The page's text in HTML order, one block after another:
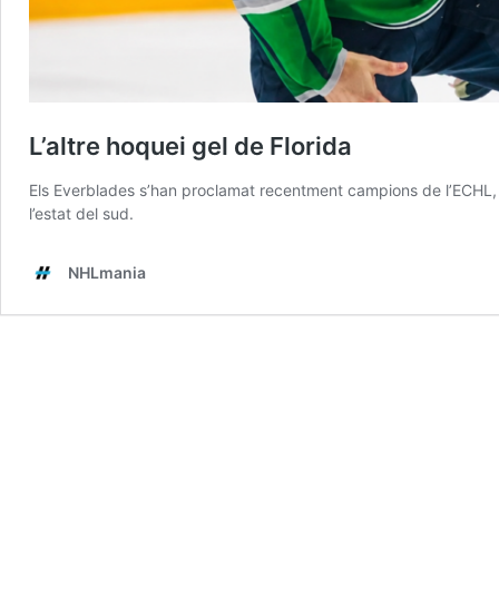
L’altre hoquei gel de Florida
Els Everblades s’han proclamat recentment campions de
l’estat del sud.
NHLmania